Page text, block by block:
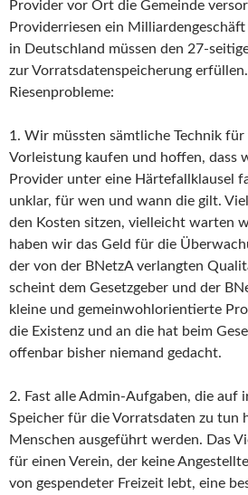
Provider vor Ort die Gemeinde
Providerriesen ein
in Deutschland müssen den 27-
zur Vorratsdatenspeicherung
Riesenprobleme:
1. Wir müssten sämtliche Technik für
Vorleistung kaufen und hoffen, dass
Provider unter eine Härtefallklausel
unklar, für wen und wann die gilt.
den Kosten sitzen, vielleicht warten
haben wir das Geld für die
der von der BNetzA verlangten
scheint dem Gesetzgeber und der
kleine und gemeinwohlorientierte
die Existenz und an die hat beim
offenbar bisher niemand gedacht.
2. Fast alle Admin-Aufgaben, die auf
Speicher für die Vorratsdaten zu tun
Menschen ausgeführt werden. Das
für einen Verein, der keine
von gespendeter Freizeit lebt, eine